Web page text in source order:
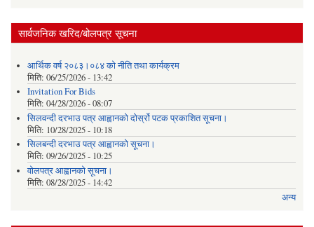
सार्वजनिक खरिद/बोलपत्र सूचना
आर्थिक वर्ष २०८३।०८४ को नीति तथा कार्यक्रम
मिति: 06/25/2026 - 13:42
Invitation For Bids
मिति: 04/28/2026 - 08:07
सिलवन्दी दरभाउ पत्र आह्वानको दोर्स्रो पटक प्रकाशित सूचना।
मिति: 10/28/2025 - 10:18
सिलबन्दी दरभाउ पत्र आह्वानको सूचना।
मिति: 09/26/2025 - 10:25
वोलपत्र आह्वानको सूचना।
मिति: 08/28/2025 - 14:42
अन्य